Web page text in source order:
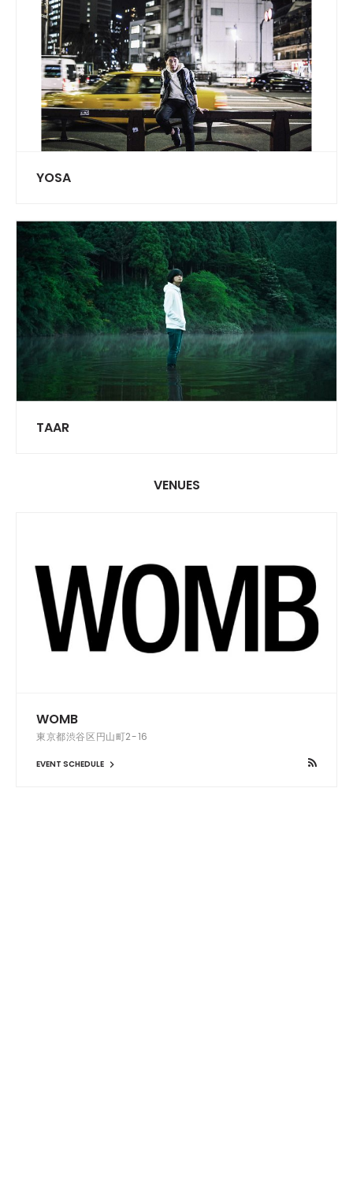
YOSA
TAAR
VENUES
WOMB
東京都渋谷区円山町2-16
EVENT SCHEDULE